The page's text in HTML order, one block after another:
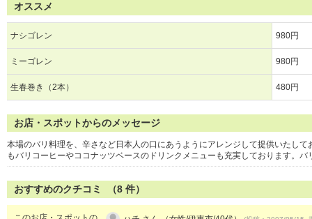
オススメ
ナシゴレン 980円
ミーゴレン 980円
生春巻き（2本） 480円
お店・スポットからのメッセージ
本場のバリ料理を、辛さなど日本人の口にあうようにアレンジして提供いたし
もバリコーヒーやココナッツベースのドリンクメニューも充実しております。
おすすめのクチコミ （8 件）